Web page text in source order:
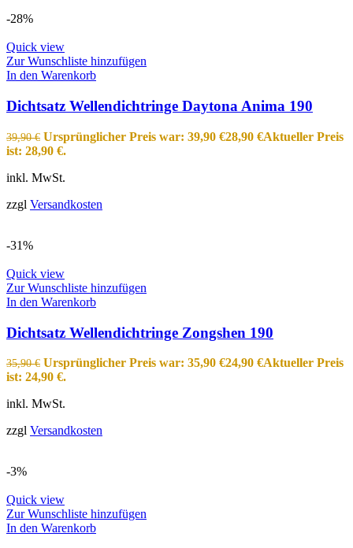
-28%
Quick view
Zur Wunschliste hinzufügen
In den Warenkorb
Dichtsatz Wellendichtringe Daytona Anima 190
39,90€ Ursprünglicher Preis war: 39,90 €28,90 €Aktueller Preis
ist: 28,90 €.
inkl. MwSt.
zzgl Versandkosten
-31%
Quick view
Zur Wunschliste hinzufügen
In den Warenkorb
Dichtsatz Wellendichtringe Zongshen 190
35,90€ Ursprünglicher Preis war: 35,90 €24,90 €Aktueller Preis
ist: 24,90 €.
inkl. MwSt.
zzgl Versandkosten
-3%
Quick view
Zur Wunschliste hinzufügen
In den Warenkorb